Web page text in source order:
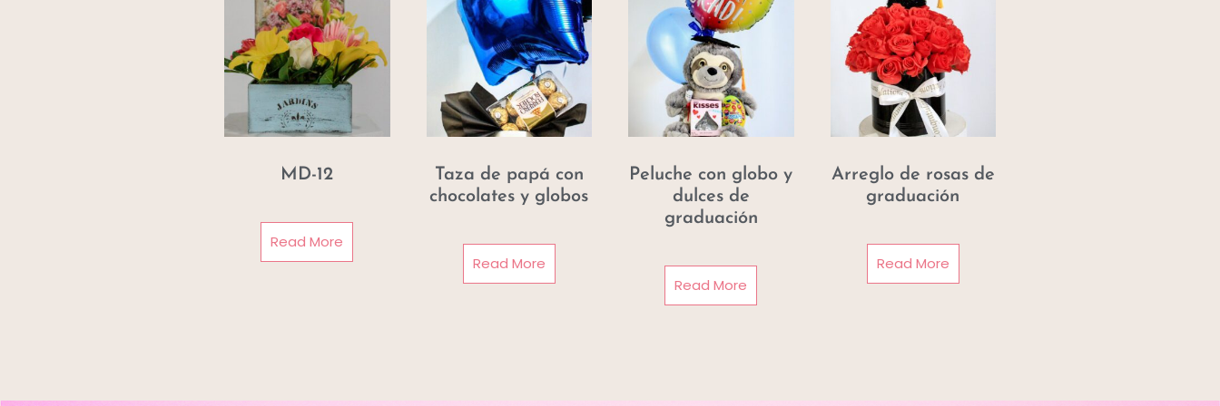
MD-12
Read More
Taza de papá con
chocolates y globos
Read More
Peluche con globo y
dulces de
graduación
Read More
Arreglo de rosas de
graduación
Read More